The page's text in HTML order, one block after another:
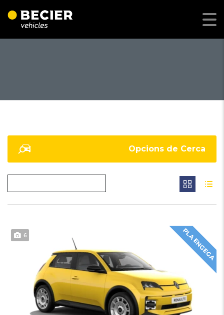
Opcions de Cerca
PLA ENGEGA
6